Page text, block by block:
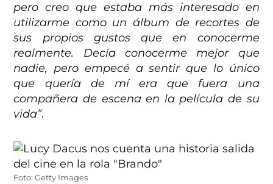
pero creo que estaba más interesado en
utilizarme como un álbum de recortes de
sus propios gustos que en conocerme
realmente. Decía conocerme mejor que
nadie, pero empecé a sentir que lo único
que quería de mí era que fuera una
compañera de escena en la película de su
vida”.
Foto: Getty Images